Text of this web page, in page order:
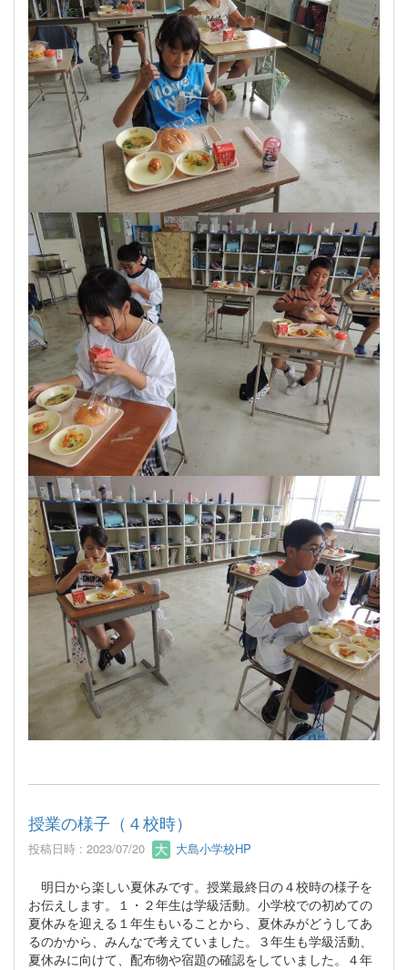
授業の様子（４校時）
投稿日時 : 2023/07/20 大島小学校HP
明日から楽しい夏休みです。授業最終日の４校時の様子を
お伝えします。１・２年生は学級活動。小学校での初めての
夏休みを迎える１年生もいることから、夏休みがどうしてあ
るのかから、みんなで考えていました。３年生も学級活動、
夏休みに向けて、配布物や宿題の確認をしていました。４年